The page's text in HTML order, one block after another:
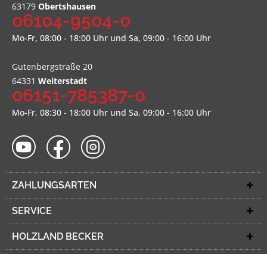
63179 Obertshausen
06104-9504-0
Mo-Fr, 08:00 - 18:00 Uhr und Sa, 09:00 - 16:00 Uhr
Gutenbergstraße 20
64331 Weiterstadt
06151-785387-0
Mo-Fr, 08:30 - 18:00 Uhr und Sa, 09:00 - 16:00 Uhr
ZAHLUNGSARTEN
SERVICE
HOLZLAND BECKER